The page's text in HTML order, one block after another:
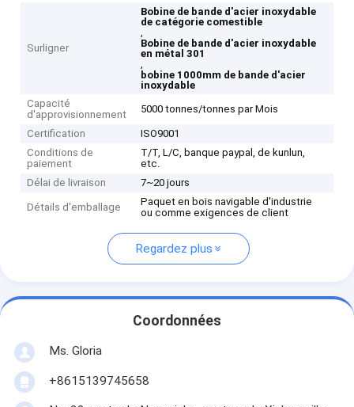
Surligner
Bobine de bande d'acier inoxydable
de catégorie comestible
,
Bobine de bande d'acier inoxydable
en métal 301
,
bobine 1000mm de bande d'acier
inoxydable
Capacité
d'approvisionnement
5000 tonnes/tonnes par Mois
Certification
ISO9001
Conditions de
paiement
T/T, L/C, banque paypal, de kunlun,
etc.
Délai de livraison
7~20 jours
Détails d'emballage
Paquet en bois navigable d'industrie
ou comme exigences de client
Regardez plus
Coordonnées
Ms. Gloria
+8615139745658